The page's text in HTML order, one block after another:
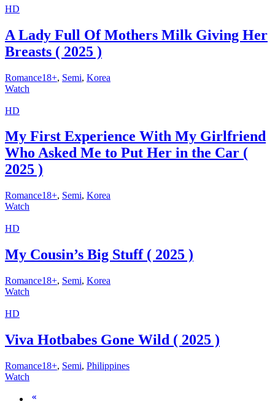
HD
A Lady Full Of Mothers Milk Giving Her
Breasts ( 2025 )
Romance18+, Semi, Korea
Watch
HD
My First Experience With My Girlfriend
Who Asked Me to Put Her in the Car (
2025 )
Romance18+, Semi, Korea
Watch
HD
My Cousin’s Big Stuff ( 2025 )
Romance18+, Semi, Korea
Watch
HD
Viva Hotbabes Gone Wild ( 2025 )
Romance18+, Semi, Philippines
Watch